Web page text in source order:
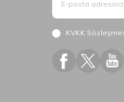
KVKK